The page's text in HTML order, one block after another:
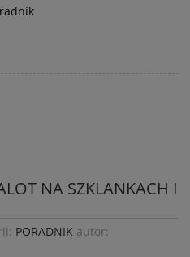
NA SZKLANKACH I
PORADNIK autor: